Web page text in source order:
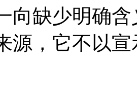
向缺少明确
源，它不以